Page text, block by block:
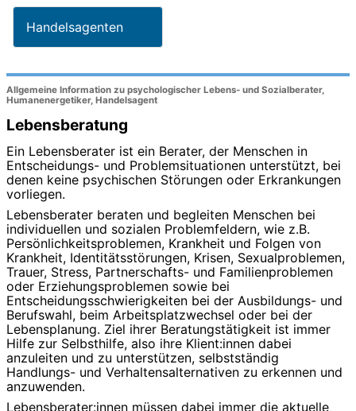
Handelsagenten
Allgemeine Information zu psychologischer Lebens- und Sozialberater,
Humanenergetiker, Handelsagent
Lebensberatung
Ein Lebensberater ist ein Berater, der Menschen in
Entscheidungs- und Problemsituationen unterstützt, bei
denen keine psychischen Störungen oder Erkrankungen
vorliegen.
Lebensberater beraten und begleiten Menschen bei
individuellen und sozialen Problemfeldern, wie z.B.
Persönlichkeitsproblemen, Krankheit und Folgen von
Krankheit, Identitätsstörungen, Krisen, Sexualproblemen,
Trauer, Stress, Partnerschafts- und Familienproblemen
oder Erziehungsproblemen sowie bei
Entscheidungsschwierigkeiten bei der Ausbildungs- und
Berufswahl, beim Arbeitsplatzwechsel oder bei der
Lebensplanung. Ziel ihrer Beratungstätigkeit ist immer
Hilfe zur Selbsthilfe, also ihre Klient:innen dabei
anzuleiten und zu unterstützen, selbstständig
Handlungs- und Verhaltensalternativen zu erkennen und
anzuwenden.
Lebensberater:innen müssen dabei immer die aktuelle